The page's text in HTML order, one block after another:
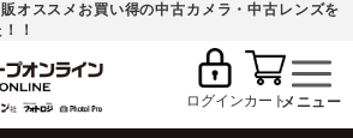
オススメお買い得の中古カメラ・中古レンズを
！
ログインカート